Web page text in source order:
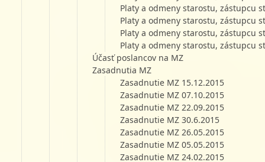
Platy a odmeny starostu, zástupcu
Platy a odmeny starostu, zástupcu
Platy a odmeny starostu, zástupcu
Platy a odmeny starostu, zástupcu
Účasť poslancov na MZ
Zasadnutia MZ
Zasadnutie MZ 15.12.2015
Zasadnutie MZ 07.10.2015
Zasadnutie MZ 22.09.2015
Zasadnutie MZ 30.6.2015
Zasadnutie MZ 26.05.2015
Zasadnutie MZ 05.05.2015
Zasadnutie MZ 24.02.2015